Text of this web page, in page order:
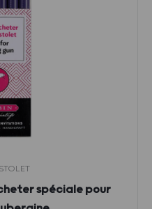
spéciale pour